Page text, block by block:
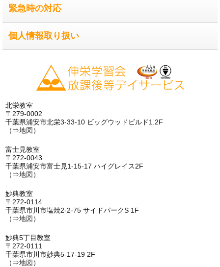
緊急時の対応
個人情報取り扱い
北栄教室
〒279-0002
千葉県浦安市北栄3-33-10 ビッグウッドビルド1.2F
（⇒地図 ）
富士見教室
〒272-0043
千葉県浦安市富士見1-15-17 ハイグレイス2F
（⇒地図 ）
妙典教室
〒272-0114
千葉県市川市塩焼2-2-75 サイドパークS 1F
（⇒地図 ）
妙典5丁目教室
〒272-0111
千葉県市川市妙典5-17-19 2F
（⇒地図 ）